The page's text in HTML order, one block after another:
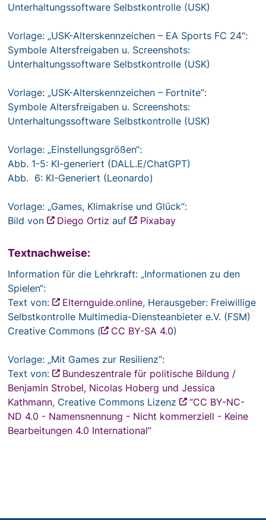
Unterhaltungssoftware Selbstkontrolle (USK)
Vorlage: „USK-Alterskennzeichen – EA Sports FC 24“:
Symbole Altersfreigaben u. Screenshots:
Unterhaltungssoftware Selbstkontrolle (USK)
Vorlage: „USK-Alterskennzeichen – Fortnite“:
Symbole Altersfreigaben u. Screenshots:
Unterhaltungssoftware Selbstkontrolle (USK)
Vorlage: „Einstellungsgrößen“:
Abb. 1-5: KI-generiert (DALL.E/ChatGPT)
Abb. 6: KI-Generiert (Leonardo)
Vorlage: „Games, Klimakrise und Glück“:
Bild von
Diego Ortiz auf Pixabay
Textnachweise:
Information für die Lehrkraft: „Informationen zu den
Spielen“:
Text von:
Elternguide.online, Herausgeber: Freiwillige
Selbstkontrolle Multimedia-Diensteanbieter e.V. (FSM)
Creative Commons (
CC BY-SA 4.0)
Vorlage: „Mit Games zur Resilienz“:
Text von:
Bundeszentrale für politische Bildung /
Benjamin Strobel, Nicolas Hoberg und Jessica
Kathmann, Creative Commons Lizenz
“CC BY-NC-
ND 4.0 - Namensnennung - Nicht kommerziell - Keine
Bearbeitungen 4.0 International”